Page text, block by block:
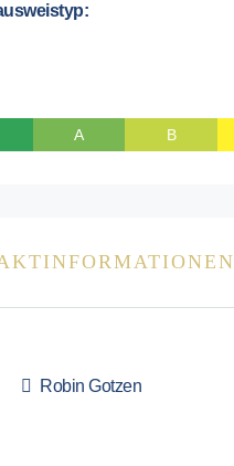
A B
Robin Gotzen